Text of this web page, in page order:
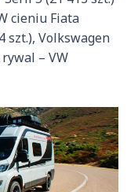
cieniu Fiata
szt.), Volkswagen
– VW